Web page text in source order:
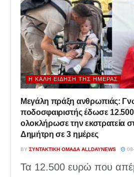
Η ΚΑΛΉ ΕΊΔΗΣΗ ΤΗΣ ΗΜΈΡΑΣ
Μεγάλη πράξη ανθρωπιάς:
ποδοσφαιριστής έδωσε
ολοκλήρωσε την εκστρατεία
Δημήτρη σε 3 ημέρες
BY ΣΥΝΤΑΚΤΙΚΉ ΟΜΆΔΑ ALLDAYNEWS
Τα 12.500 ευρώ που